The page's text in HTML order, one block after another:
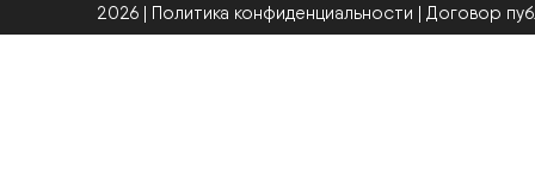
2026 | Политика конфиденциальности | Договор